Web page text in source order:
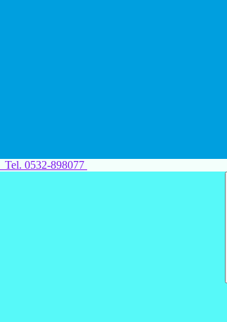
Tel. 0532-898077